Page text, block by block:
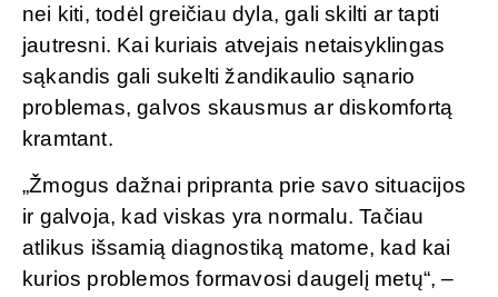
nei kiti, todėl greičiau dyla, gali skilti ar tapti
jautresni. Kai kuriais atvejais netaisyklingas
sąkandis gali sukelti žandikaulio sąnario
problemas, galvos skausmus ar diskomfortą
kramtant.
„Žmogus dažnai pripranta prie savo situacijos
ir galvoja, kad viskas yra normalu. Tačiau
atlikus išsamią diagnostiką matome, kad kai
kurios problemos formavosi daugelį metų“, –